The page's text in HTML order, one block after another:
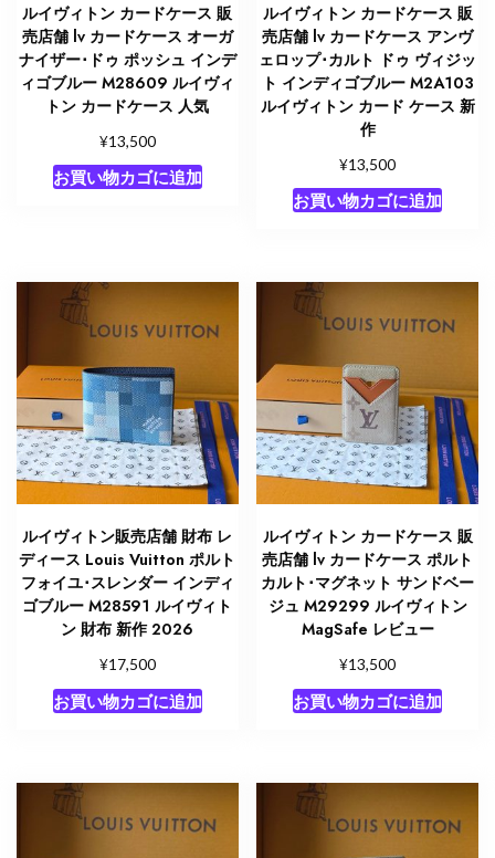
ルイヴィトン カードケース 販
売店舗 lv カードケース オーガ
ナイザー･ドゥ ポッシュ インデ
ィゴブルー M28609 ルイヴィ
トン カードケース 人気
¥13,500
お買い物カゴに追加
ルイヴィトン カードケース 販
売店舗 lv カードケース アンヴ
ェロップ･カルト ドゥ ヴィジッ
ト インディゴブルー M2A103
ルイヴィトン カード ケース 新
作
¥13,500
お買い物カゴに追加
ルイヴィトン販売店舗 財布 レ
ディース Louis Vuitton ポルト
フォイユ･スレンダー インディ
ゴブルー M28591 ルイヴィト
ン 財布 新作 2026
¥17,500
お買い物カゴに追加
ルイヴィトン カードケース 販
売店舗 lv カードケース ポルト
カルト･マグネット サンドベー
ジュ M29299 ルイヴィトン
MagSafe レビュー
¥13,500
お買い物カゴに追加